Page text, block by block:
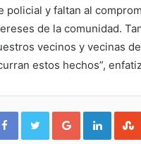
policial y faltan al
de la comunidad.
vecinos y vecinas
estos hechos”,
FacebookTwitterGoogle+